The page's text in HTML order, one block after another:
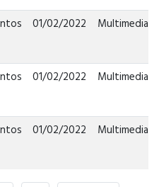
01/02/2022 Multimedia
01/02/2022 Multimedia
01/02/2022 Multimedia